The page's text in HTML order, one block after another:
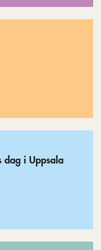
dag i Uppsala